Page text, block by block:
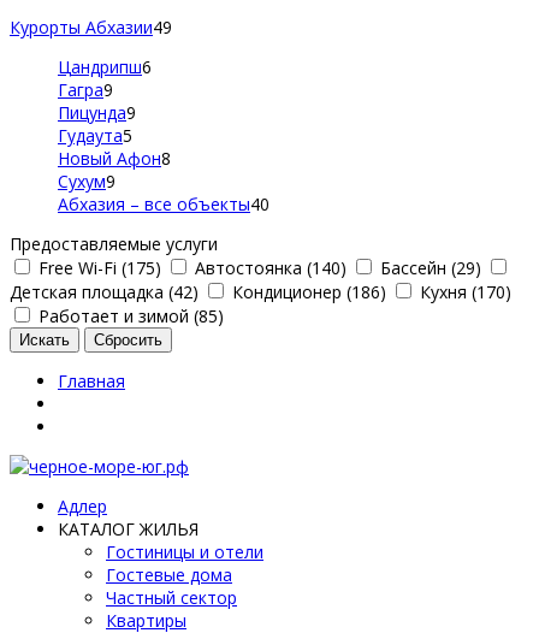
Курорты Абхазии49
Цандрипш6
Гагра9
Пицунда9
Гудаута5
Новый Афон8
Сухум9
Абхазия – все объекты40
Предоставляемые услуги
Free Wi-Fi (175)
Автостоянка (140)
Бассейн (29)
Детская площадка (42)
Кондиционер (186)
Кухня (170)
Работает и зимой (85)
Главная
Адлер
КАТАЛОГ ЖИЛЬЯ
Гостиницы и отели
Гостевые дома
Частный сектор
Квартиры